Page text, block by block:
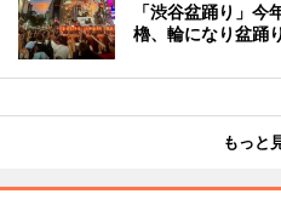
「渋谷盆踊り」
櫓、輪になり盆踊り
もっと